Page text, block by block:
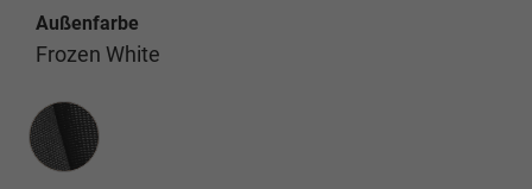
Außenfarbe
Frozen White
Innenausstattung